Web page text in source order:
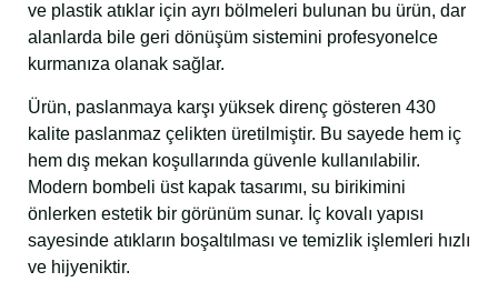
ve plastik atıklar için ayrı bölmeleri bulunan bu ürün, dar
alanlarda bile geri dönüşüm sistemini profesyonelce
kurmanıza olanak sağlar.
Ürün, paslanmaya karşı yüksek direnç gösteren 430
kalite paslanmaz çelikten üretilmiştir. Bu sayede hem iç
hem dış mekan koşullarında güvenle kullanılabilir.
Modern bombeli üst kapak tasarımı, su birikimini
önlerken estetik bir görünüm sunar. İç kovalı yapısı
sayesinde atıkların boşaltılması ve temizlik işlemleri hızlı
ve hijyeniktir.